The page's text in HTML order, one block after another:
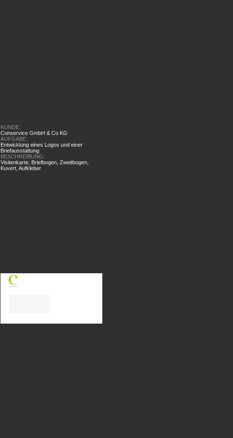
KUNDE:
Conservice GmbH & Co KG
AUFGABE:
Entwicklung eines Logos und einer
Briefausstattung
BESCHREIBUNG:
Visitenkarte, Briefbogen, Zweitbogen,
Kuvert, Aufkleber